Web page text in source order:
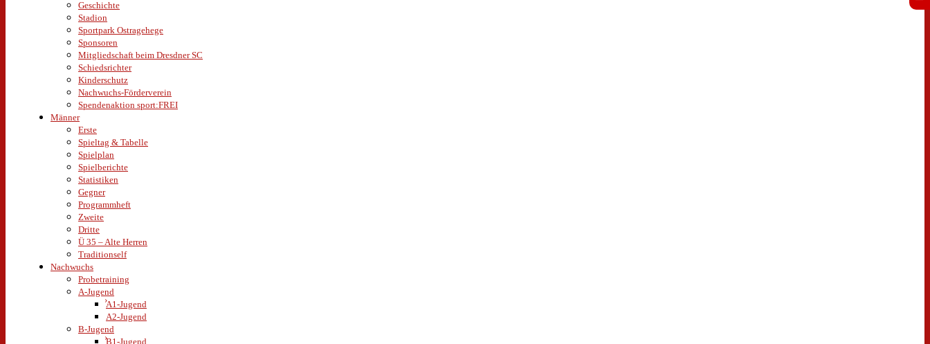
Geschichte
Stadion
Sportpark Ostragehege
Sponsoren
Mitgliedschaft beim Dresdner SC
Schiedsrichter
Kinderschutz
Nachwuchs-Förderverein
Spendenaktion sport:FREI
Männer
Erste
Spieltag & Tabelle
Spielplan
Spielberichte
Statistiken
Gegner
Programmheft
Zweite
Dritte
Ü 35 – Alte Herren
Traditionself
Nachwuchs
Probetraining
A-Jugend
A1-Jugend
A2-Jugend
B-Jugend
B1-Jugend